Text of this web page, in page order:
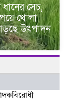
সেচ,
খোলা
উৎপাদন